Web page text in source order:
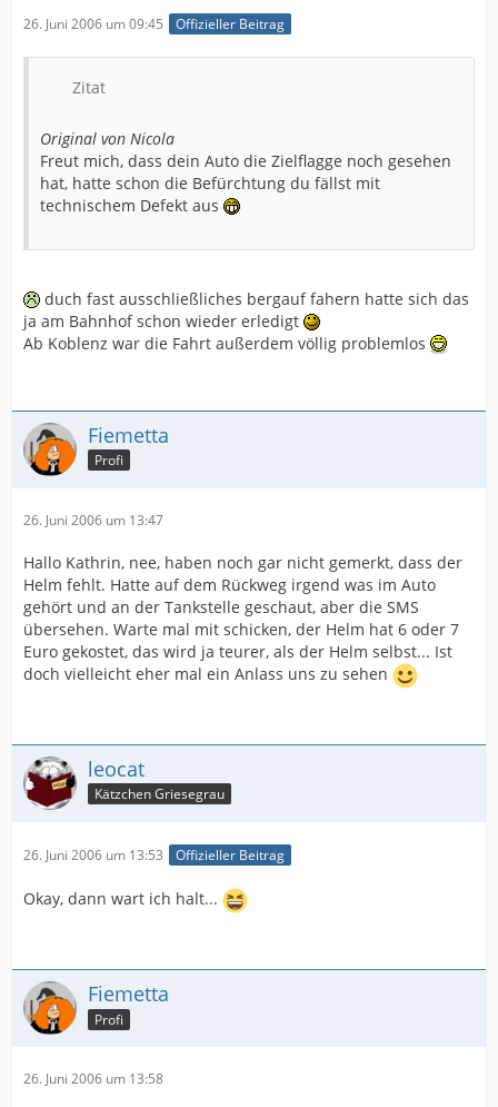
26. Juni 2006 um 09:45 Offizieller Beitrag
Zitat
Original von Nicola
Freut mich, dass dein Auto die Zielflagge noch gesehen
hat, hatte schon die Befürchtung du fällst mit
technischem Defekt aus
duch fast ausschließliches bergauf fahern hatte sich das
ja am Bahnhof schon wieder erledigt
Ab Koblenz war die Fahrt außerdem völlig problemlos
Fiemetta
Profi
26. Juni 2006 um 13:47
Hallo Kathrin, nee, haben noch gar nicht gemerkt, dass der
Helm fehlt. Hatte auf dem Rückweg irgend was im Auto
gehört und an der Tankstelle geschaut, aber die SMS
übersehen. Warte mal mit schicken, der Helm hat 6 oder 7
Euro gekostet, das wird ja teurer, als der Helm selbst... Ist
doch vielleicht eher mal ein Anlass uns zu sehen
leocat
Kätzchen Griesegrau
26. Juni 2006 um 13:53 Offizieller Beitrag
Okay, dann wart ich halt...
Fiemetta
Profi
26. Juni 2006 um 13:58